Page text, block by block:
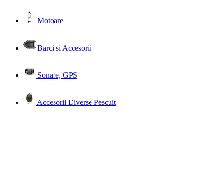
Motoare
Barci si Accesorii
Sonare, GPS
Accesorii Diverse Pescuit